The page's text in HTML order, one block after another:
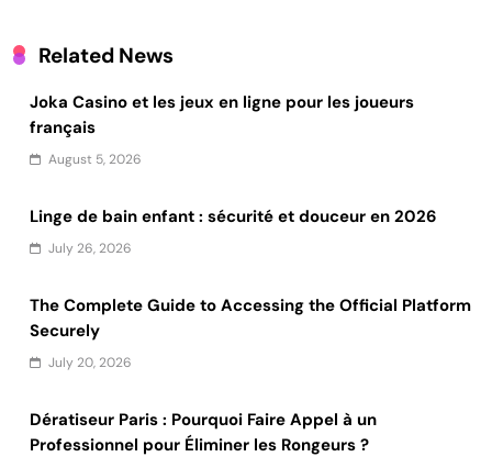
Related News
Joka Casino et les jeux en ligne pour les joueurs
français
August 5, 2026
Linge de bain enfant : sécurité et douceur en 2026
July 26, 2026
The Complete Guide to Accessing the Official Platform
Securely
July 20, 2026
Dératiseur Paris : Pourquoi Faire Appel à un
Professionnel pour Éliminer les Rongeurs ?